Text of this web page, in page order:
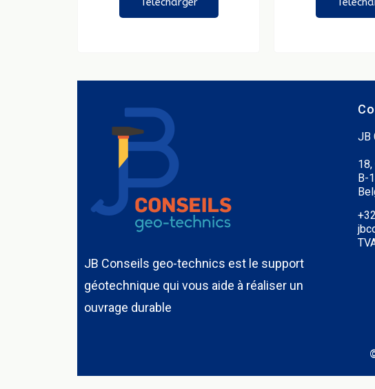
JB Conseils geo-technics est le support
géotechnique qui vous aide à réaliser un
ouvrage durable
JB
B-